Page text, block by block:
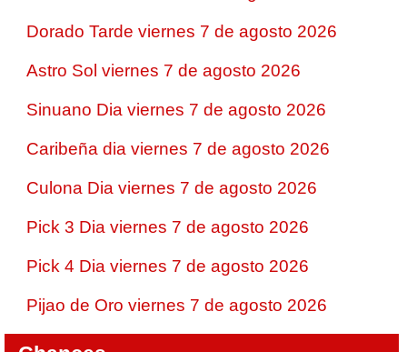
Dorado Tarde viernes 7 de agosto 2026
Astro Sol viernes 7 de agosto 2026
Sinuano Dia viernes 7 de agosto 2026
Caribeña dia viernes 7 de agosto 2026
Culona Dia viernes 7 de agosto 2026
Pick 3 Dia viernes 7 de agosto 2026
Pick 4 Dia viernes 7 de agosto 2026
Pijao de Oro viernes 7 de agosto 2026